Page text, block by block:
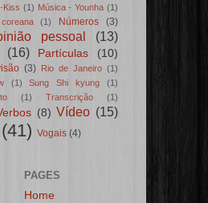
Kiss (1) Música - Younha (1)
(1) Números (3)
pessoal
(13)
(16) Partículas
(10)
(3) Rio de Janeiro (1)
(1) Sung Shi kyung
(1)
(1) Transcrição (1)
(8) Vídeo (15)
(41) Vogais (4)
PAGES
Home